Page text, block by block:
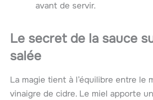
avant de servir.
Le secret de la sauce
salée
La magie tient à l’équilibre entre le
vinaigre de cidre. Le miel apporte